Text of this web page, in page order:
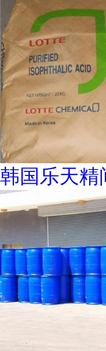
韩国乐天精